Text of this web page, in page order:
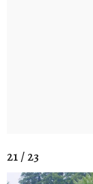
21 / 23